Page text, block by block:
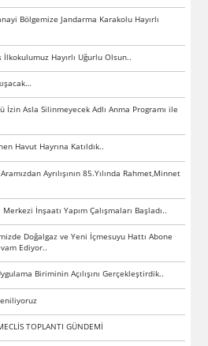
Bölgemize Jandarma Karakolu Hayırlı
Hayırlı Uğurlu Olsun..
İzin Asla Silinmeyecek Adlı Anma Programı ile
Havut Hayrına Katıldık..
Ayrılışının 85.Yılında Rahmet,Minnet
İnşaatı Yapım Çalışmaları Başladı..
Doğalgaz ve Yeni İçmesuyu Hattı Abone
Ediyor..
Biriminin Açılışını Gerçekleştirdik..
TOPLANTI GÜNDEMİ